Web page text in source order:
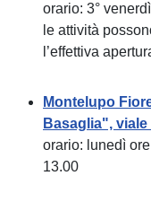
orario: 3°
le attività
l’effettiva
Montelupo
Basaglia",
orario: lunedì
13.00